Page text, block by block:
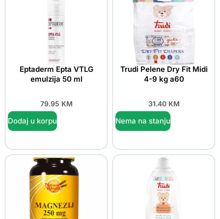
Eptaderm Epta VTLG
emulzija 50 ml
79.95 KM
Dodaj u korpu
Trudi Pelene Dry Fit Midi
4-9 kg a60
31.40 KM
Nema na stanju